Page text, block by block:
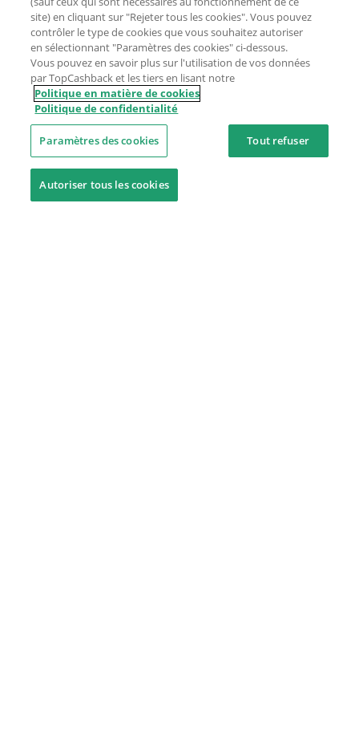
site) en cliquant sur "Rejeter tous les cookies". Vous pouvez
contrôler le type de cookies que vous souhaitez autoriser
en sélectionnant "Paramètres des cookies" ci-dessous.
Vous pouvez en savoir plus sur l'utilisation de vos données
par TopCashback et les tiers en lisant notre
Politique en matière de cookies
Politique de confidentialité
Paramètres des cookies Tout refuser
Autoriser tous les cookies